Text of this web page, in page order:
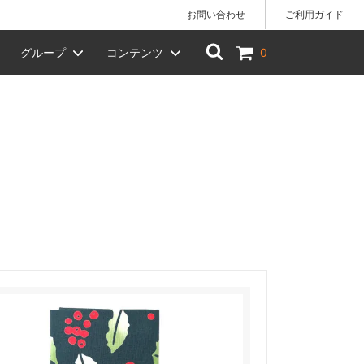
ご利用ガイド
お問い合わせ
0
グループ
節分
コンテンツ